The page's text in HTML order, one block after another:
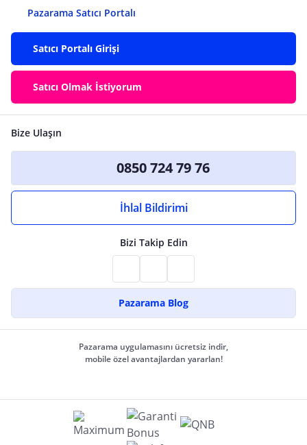
Pazarama Satıcı Portalı
Satıcı Portalı Girişi
Satıcı Olmak İstiyorum
Bize Ulaşın
0850 724 79 76
İhlal Bildirimi
Bizi Takip Edin
Pazarama Blog
Pazarama uygulamasını ücretsiz indir,
mobile özel avantajlardan yararlan!